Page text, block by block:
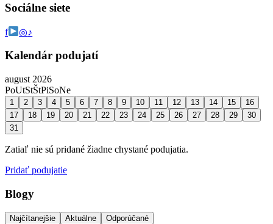
Sociálne siete
f ◎♪
Kalendár podujatí
august 2026
PoUtStŠtPiSoNe
1 2 3 4 5 6 7 8 9 10 11 12 13 14 15
16
17
18 19 20 21 22 23 24 25 26 27 28 29
30
31
Zatiaľ nie sú pridané žiadne chystané podujatia.
Pridať podujatie
Blogy
Najčítanejšie Aktuálne Odporúčané